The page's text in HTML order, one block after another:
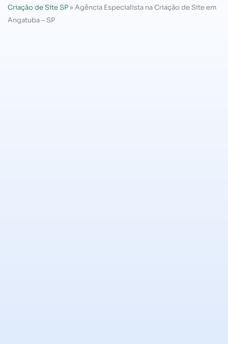
Criação de Site SP » Agência Especialista na Criação de Site em
Angatuba – SP